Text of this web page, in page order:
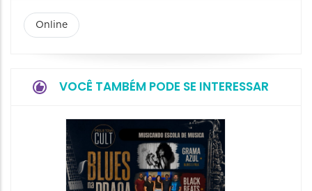
Online
VOCÊ TAMBÉM PODE SE INTERESSAR